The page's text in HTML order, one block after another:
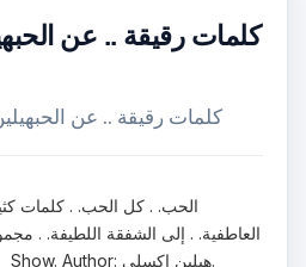
كلمات رقيقة .. عن
كلمات رقيقة .. عن
الحب. . كل الحب. . كلمات
العاطفية. . إلى الشفقة اللطيفة. .